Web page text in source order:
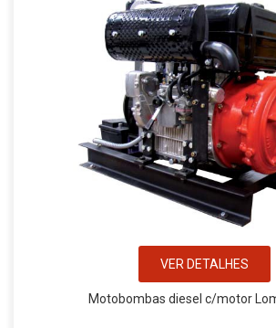
VER DETALHES
Motobombas diesel c/motor